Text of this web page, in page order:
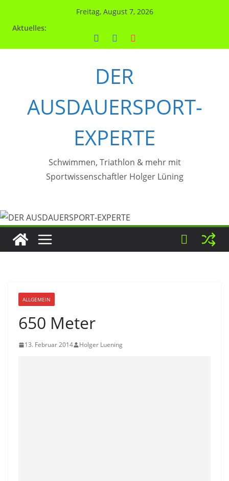
Freitag, August 7, 2026
Aktuelles:
DER
AUSDAUERSPORT-
EXPERTE
Schwimmen, Triathlon & mehr mit
Sportwissenschaftler Holger Lüning
ALLGEMEIN
650 Meter
13. Februar 2014 Holger Luening